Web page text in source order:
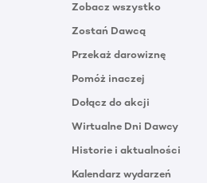
Zobacz wszystko
Zostań Dawcą
Przekaż darowiznę
Pomóż inaczej
Dołącz do akcji
Wirtualne Dni Dawcy
Historie i aktualności
Kalendarz wydarzeń